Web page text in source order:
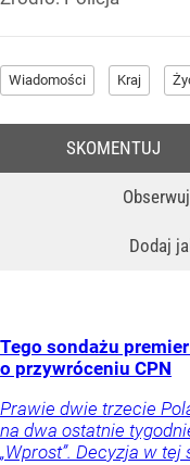
Wiadomości Kraj
Dodaj
SKOMENTUJ
Tego sondażu
o przywróceniu CPN
Prawie dwie trzecie
na dwa ostatnie
„Wprost”. Decyzja w